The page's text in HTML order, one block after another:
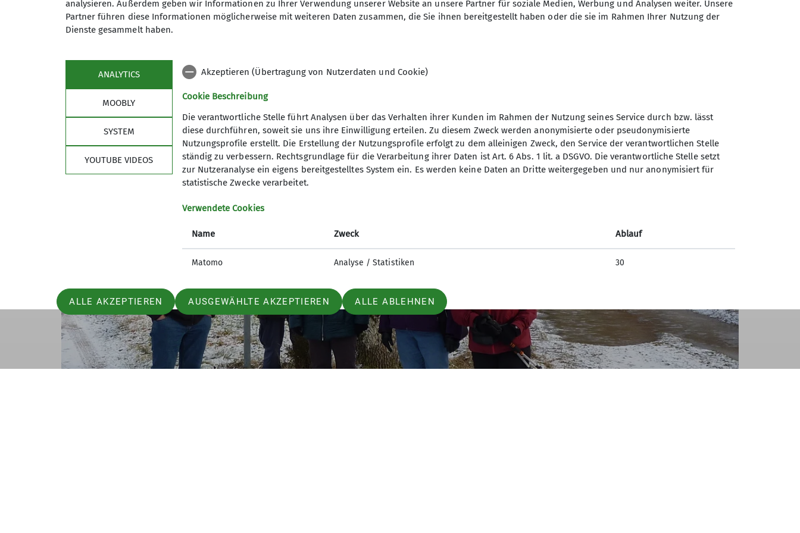
leckeres Mittagsmahl in einem Kessel über dem Feuer. Die Gruppe steuerte die Klausengaststätte zur Einkehr an. Auf dem Rückweg wurde
der Rundweg im Lehrpfad erwandert, ehe es diesmal bei eiskaltem Wind zurück zum Parkplatz ging. Den Wanderern wurde eine kostenlose
analysieren. Außerdem geben wir Informationen zu Ihrer Verwendung unserer Website an unsere Partner für soziale Medien, Werbung und Analysen weiter. Unsere
Partner führen diese Informationen möglicherweise mit weiteren Daten zusammen, die Sie ihnen bereitgestellt haben oder die sie im Rahmen Ihrer Nutzung der
Dienste gesammelt haben.
ANALYTICS
MOOBLY
SYSTEM
YOUTUBE VIDEOS
Akzeptieren (Übertragung von Nutzerdaten und Cookie)
Cookie Beschreibung
Die verantwortliche Stelle führt Analysen über das Verhalten ihrer Kunden im Rahmen der Nutzung seines Service durch bzw. lässt
diese durchführen, soweit sie uns ihre Einwilligung erteilen. Zu diesem Zweck werden anonymisierte oder pseudonymisierte
Nutzungsprofile erstellt. Die Erstellung der Nutzungsprofile erfolgt zu dem alleinigen Zweck, den Service der verantwortlichen Stelle
ständig zu verbessern. Rechtsgrundlage für die Verarbeitung ihrer Daten ist Art. 6 Abs. 1 lit. a DSGVO. Die verantwortliche Stelle setzt
zur Nutzeranalyse ein eigens bereitgestelltes System ein. Es werden keine Daten an Dritte weitergegeben und nur anonymisiert für
statistische Zwecke verarbeitet.
Verwendete Cookies
Name Zweck Ablauf
Matomo Analyse / Statistiken 30
ALLE AKZEPTIEREN AUSGEWÄHLTE AKZEPTIEREN ALLE ABLEHNEN